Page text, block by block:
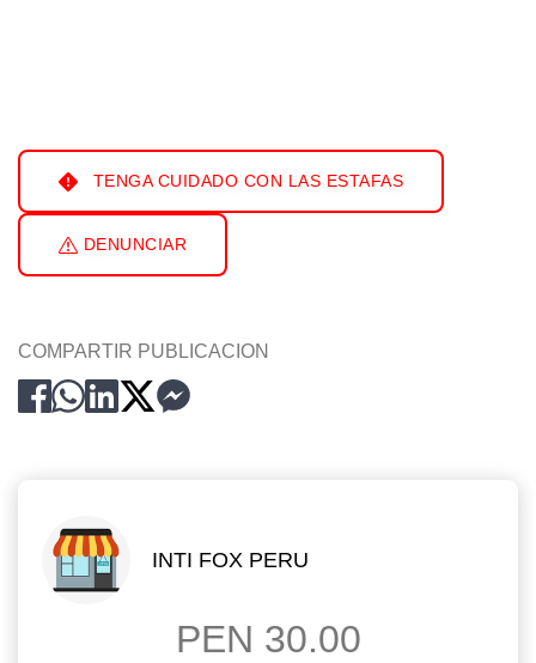
TENGA CUIDADO CON LAS ESTAFAS
DENUNCIAR
COMPARTIR PUBLICACION
INTI FOX PERU
PEN 30.00